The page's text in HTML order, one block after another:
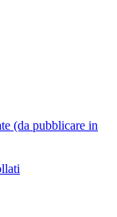
(da pubblicare in